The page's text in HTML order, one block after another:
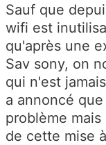
Sauf que
wifi est
qu'après une
Sav sony, on
qui n'est
a annoncé
problème
de cette mise